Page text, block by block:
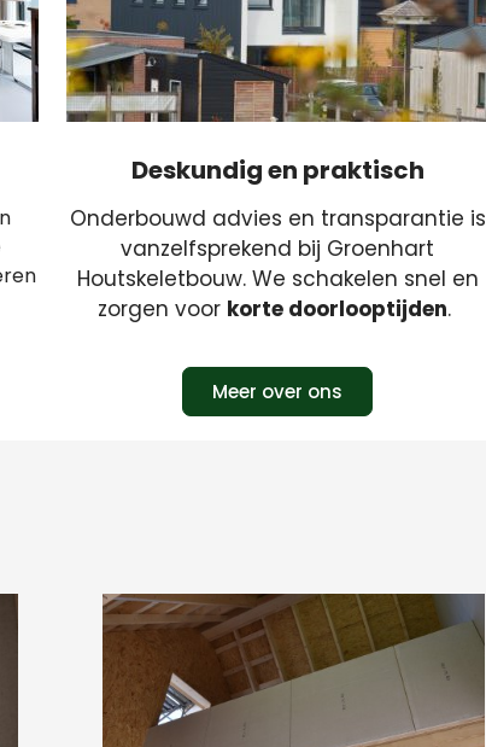
Deskundig en praktisch
Onderbouwd advies en transparantie is
vanzelfsprekend bij Groenhart
Houtskeletbouw. We schakelen snel en
zorgen voor korte doorlooptijden.
Meer over ons